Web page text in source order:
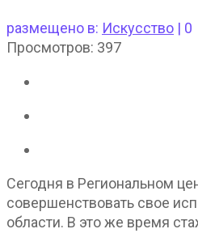
размещено в: Искусство | 0
Просмотров: 397
Сегодня в Региональном
совершенствовать свое
области. В это же время